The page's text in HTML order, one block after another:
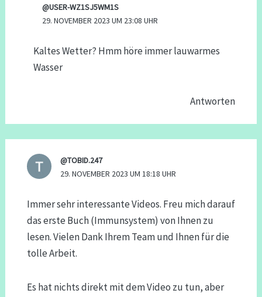
@USER-WZ1SJ5WM1S
29. NOVEMBER 2023 UM 23:08 UHR
Kaltes Wetter? Hmm höre immer lauwarmes
Wasser
Antworten
@TOBID.247
29. NOVEMBER 2023 UM 18:18 UHR
Immer sehr interessante Videos. Freu mich darauf
das erste Buch (Immunsystem) von Ihnen zu
lesen. Vielen Dank Ihrem Team und Ihnen für die
tolle Arbeit.
Es hat nichts direkt mit dem Video zu tun, aber